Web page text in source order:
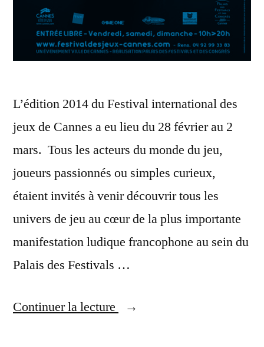
L’édition 2014 du Festival international des
jeux de Cannes a eu lieu du 28 février au 2
mars. Tous les acteurs du monde du jeu,
joueurs passionnés ou simples curieux,
étaient invités à venir découvrir tous les
univers de jeu au cœur de la plus importante
manifestation ludique francophone au sein du
Palais des Festivals …
Continuer la lecture
« Festival